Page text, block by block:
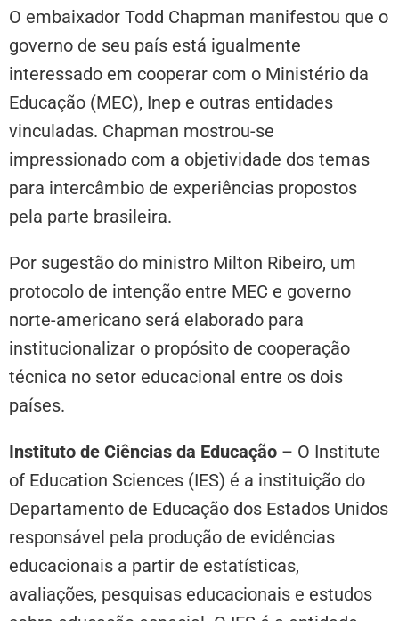
O embaixador Todd Chapman manifestou que o
governo de seu país está igualmente
interessado em cooperar com o Ministério da
Educação (MEC), Inep e outras entidades
vinculadas. Chapman mostrou-se
impressionado com a objetividade dos temas
para intercâmbio de experiências propostos
pela parte brasileira.
Por sugestão do ministro Milton Ribeiro, um
protocolo de intenção entre MEC e governo
norte-americano será elaborado para
institucionalizar o propósito de cooperação
técnica no setor educacional entre os dois
países.
Instituto de Ciências da Educação – O Institute
of Education Sciences (IES) é a instituição do
Departamento de Educação dos Estados Unidos
responsável pela produção de evidências
educacionais a partir de estatísticas,
avaliações, pesquisas educacionais e estudos